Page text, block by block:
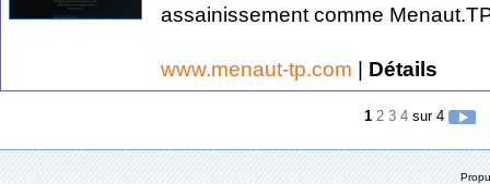
assainissement comme
www.menaut-tp.com | Détails
1 2 3 4 sur 4